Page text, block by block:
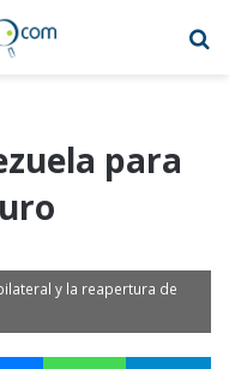
para
y la reapertura de
MessengerWhatsApp